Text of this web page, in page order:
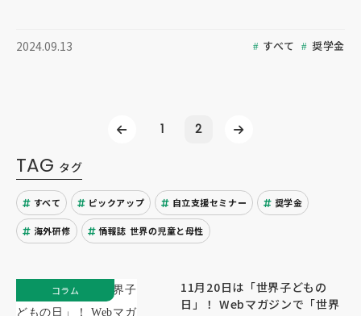
2024.09.13 すべて 奨学金
1 2
TAG タグ
すべて ピックアップ 自立支援セミナー 奨学金
海外研修 情報誌 世界の児童と母性
11月20日は「世界子どもの
日」！ Webマガジンで「世界
コラム